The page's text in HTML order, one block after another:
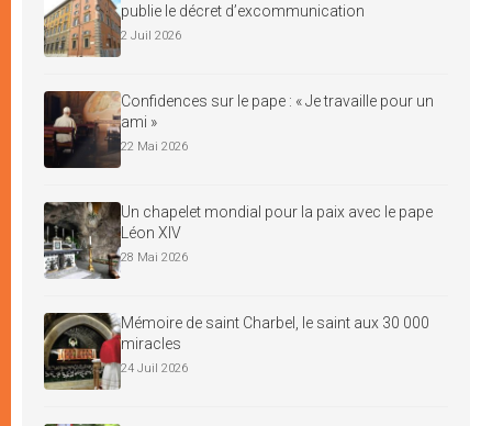
publie le décret d’excommunication
2 Juil 2026
Confidences sur le pape : « Je travaille pour un
ami »
22 Mai 2026
Un chapelet mondial pour la paix avec le pape
Léon XIV
28 Mai 2026
Mémoire de saint Charbel, le saint aux 30 000
miracles
24 Juil 2026